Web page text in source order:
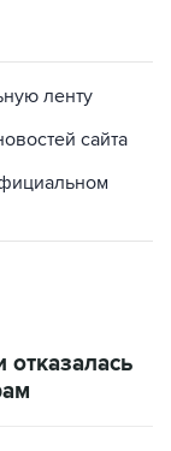
ленту
сайта